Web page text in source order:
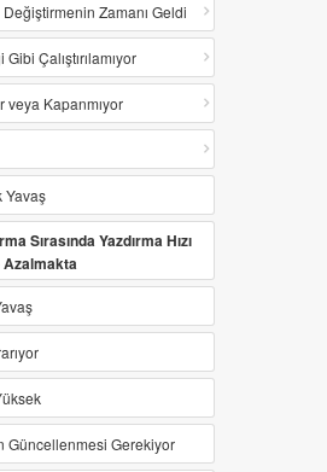
Değiştirmenin Zamanı Geldi
Çalıştırılamıyor
veya Kapanmıyor
Yavaş
Sırasında Yazdırma Hızı
Azalmakta
Güncellenmesi Gerekiyor